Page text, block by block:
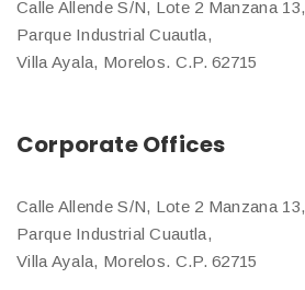
Calle Allende S/N, Lote 2 Manzana 13,
Parque Industrial Cuautla,
Villa Ayala, Morelos. C.P. 62715
Corporate Offices
Calle Allende S/N, Lote 2 Manzana 13,
Parque Industrial Cuautla,
Villa Ayala, Morelos. C.P. 62715